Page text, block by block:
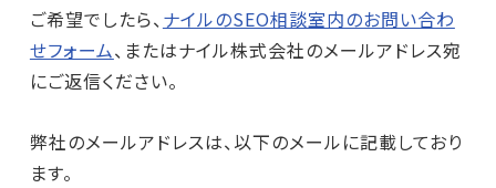
ご希望でしたら、ナイルのSEO相談室内のお問い合わ
せフォーム、またはナイル株式会社のメールアドレス宛
にご返信ください。
弊社のメールアドレスは、以下のメールに記載しており
ます。